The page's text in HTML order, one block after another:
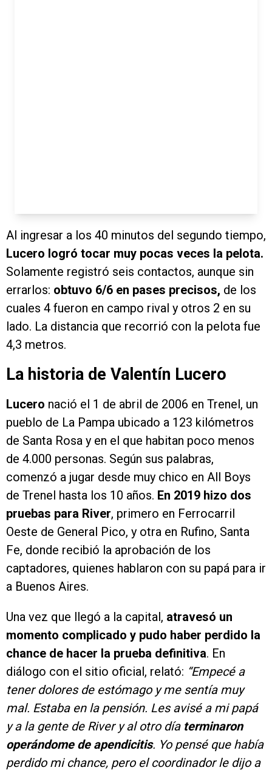
Al ingresar a los 40 minutos del segundo tiempo,
Lucero logró tocar muy pocas veces la pelota.
Solamente registró seis contactos, aunque sin
errarlos: obtuvo 6/6 en pases precisos, de los
cuales 4 fueron en campo rival y otros 2 en su
lado. La distancia que recorrió con la pelota fue
4,3 metros.
La historia de Valentín Lucero
Lucero nació el 1 de abril de 2006 en Trenel, un
pueblo de La Pampa ubicado a 123 kilómetros
de Santa Rosa y en el que habitan poco menos
de 4.000 personas. Según sus palabras,
comenzó a jugar desde muy chico en All Boys
de Trenel hasta los 10 años. En 2019 hizo dos
pruebas para River, primero en Ferrocarril
Oeste de General Pico, y otra en Rufino, Santa
Fe, donde recibió la aprobación de los
captadores, quienes hablaron con su papá para ir
a Buenos Aires.
Una vez que llegó a la capital, atravesó un
momento complicado y pudo haber perdido la
chance de hacer la prueba definitiva. En
diálogo con el sitio oficial, relató: “Empecé a
tener dolores de estómago y me sentía muy
mal. Estaba en la pensión. Les avisé a mi papá
y a la gente de River y al otro día terminaron
operándome de apendicitis. Yo pensé que había
perdido mi chance, pero el coordinador le dijo a